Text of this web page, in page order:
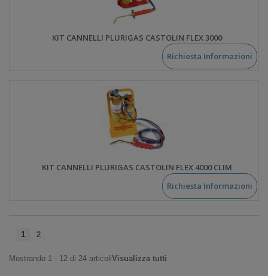
KIT CANNELLI PLURIGAS CASTOLIN FLEX 3000
Richiesta Informazioni
KIT CANNELLI PLURIGAS CASTOLIN FLEX 4000 CLIM
Richiesta Informazioni
1 2
Mostrando 1 - 12 di 24 articoliVisualizza tutti